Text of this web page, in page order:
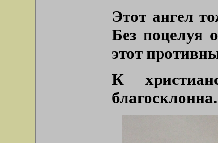
Этот ангел
Без поцелуя
этот
К
благосклонна.